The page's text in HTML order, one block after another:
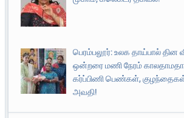
பெரம்பலூர்: உலக தாய்பால் தின
ஒன்றரை மணி நேரம்
கர்ப்பிணி பெண்கள்,
அவதி!